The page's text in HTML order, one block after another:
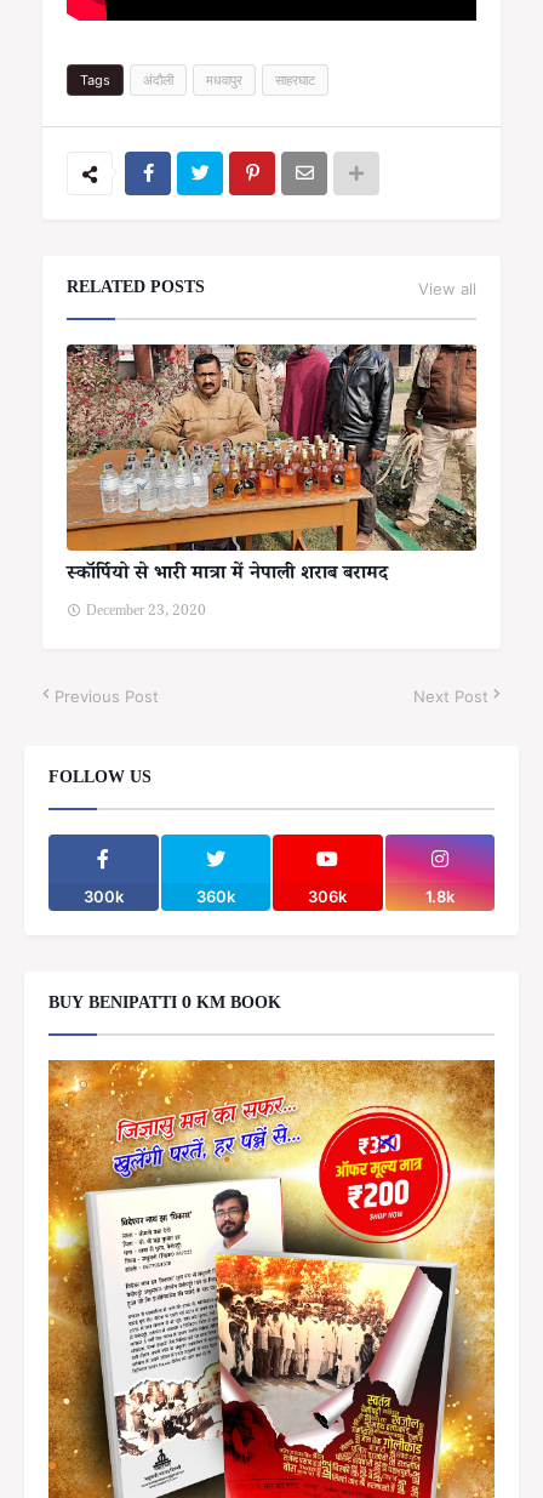
Tags अंदौली मधवापुर साहरघाट
RELATED POSTS View all
स्कॉर्पियो से भारी मात्रा में नेपाली शराब बरामद
December 23, 2020
Previous Post Next Post
FOLLOW US
300k 360k 306k 1.8k
BUY BENIPATTI 0 KM BOOK